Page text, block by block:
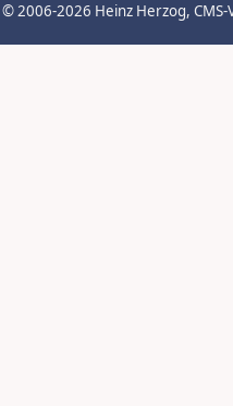
© 2006-2026 Heinz Herzog,